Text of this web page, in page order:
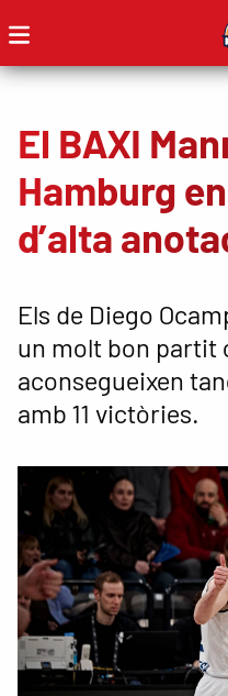
El BAXI
Hamburg
d’alta
Els de Diego
un molt bon partit
aconsegueixen
amb 11 victòries.